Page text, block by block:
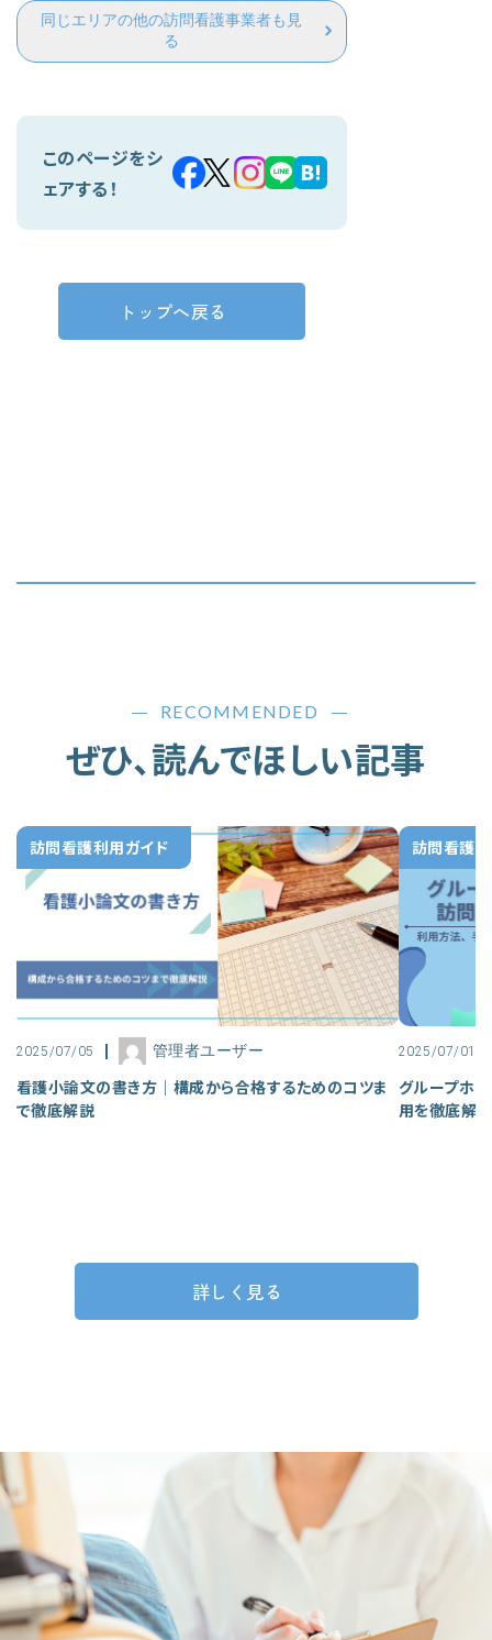
同じエリアの他の訪問看護事業者も見
る
このページをシ
ェアする！
トップへ戻る
RECOMMENDED
ぜひ、読んでほしい記事
訪問看護利用ガイド
2025/07/05 管理者ユーザー
看護小論文の書き方｜構成から合格するためのコツま
で徹底解説
訪問看護
2025/07/01
グループホー
用を徹底解説
詳しく見る